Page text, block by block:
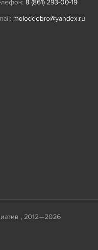
8 (861) 293-00-19
moloddobro@yandex.ru
, 2012—2026